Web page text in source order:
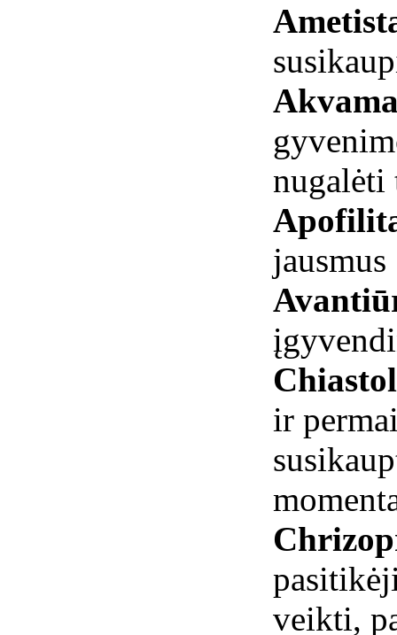
nugalėti
jausmus
ir
veikti,